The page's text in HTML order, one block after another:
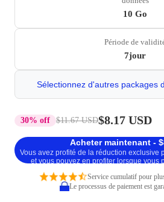
10 Go
Période de
7jour
Sélectionnez d'autres packages
30% off $11.67 USD$8.17 USD
Acheter maintenant -
Vous avez profité de la réduction exclusive
et vous pouvez en profiter lorsque vous
Service cumulatif pour
Le processus de paiement est